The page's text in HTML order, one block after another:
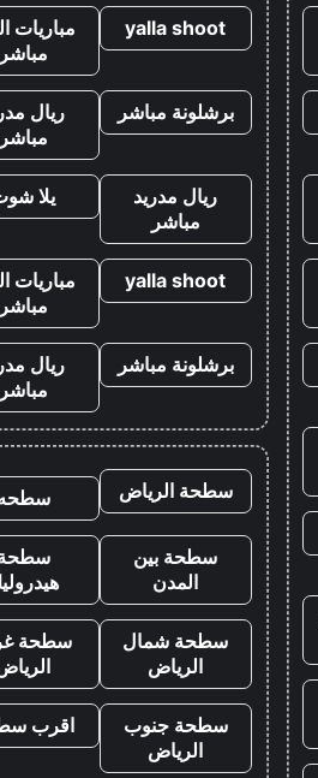
yalla shoot
مباريات
مباشر
برشلونة مباشر
ريال
مباشر
ريال مدريد
مباشر
يلا
yalla shoot
مباريات
مباشر
برشلونة مباشر
ريال
مباشر
سطحة الرياض
سطحة بين
المدن
سطحة شمال
الرياض
سطحة
سطحة جنوب
الرياض
اقرب